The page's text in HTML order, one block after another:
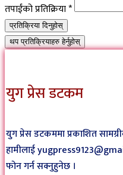
तपाईंको प्रतिक्रिया*
प्रतिक्रिया दिनुहोस्
थप प्रतिक्रियाहरु हेर्नुहोस्
युग प्रेस डटकम
युग प्रेस डटकममा प्रकाशित
हामीलाई
फोन गर्न सक्नुहुनेछ ।